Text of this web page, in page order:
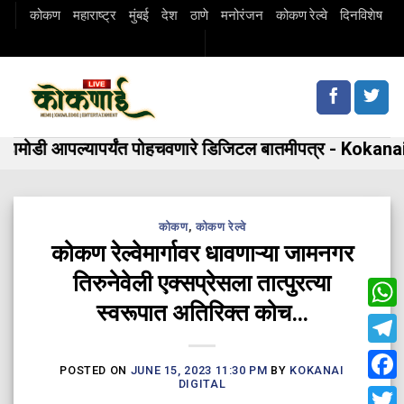
Skipकोकण महाराष्ट्र मुंबई देश ठाणे मनोरंजन कोकण रेल्वे दिनविशेष
आपल्यापर्यंत पोहचवणारे डिजिटल बातमीपत्र - Kokanai
कोकण, कोकण रेल्वे
कोकण रेल्वेमार्गावर धावणाऱ्या जामनगर
तिरुनेवेली एक्सप्रेसला तात्पुरत्या
स्वरूपात अतिरिक्त कोच…
POSTED ON JUNE 15, 2023 11:30 PM BY KOKANAI
DIGITAL